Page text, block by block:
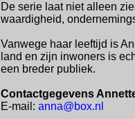
De serie laat niet alleen
waardigheid,
Vanwege haar leeftijd is
land en zijn inwoners is
een breder publiek.
Contactgegevens
E-mail: anna@box.nl